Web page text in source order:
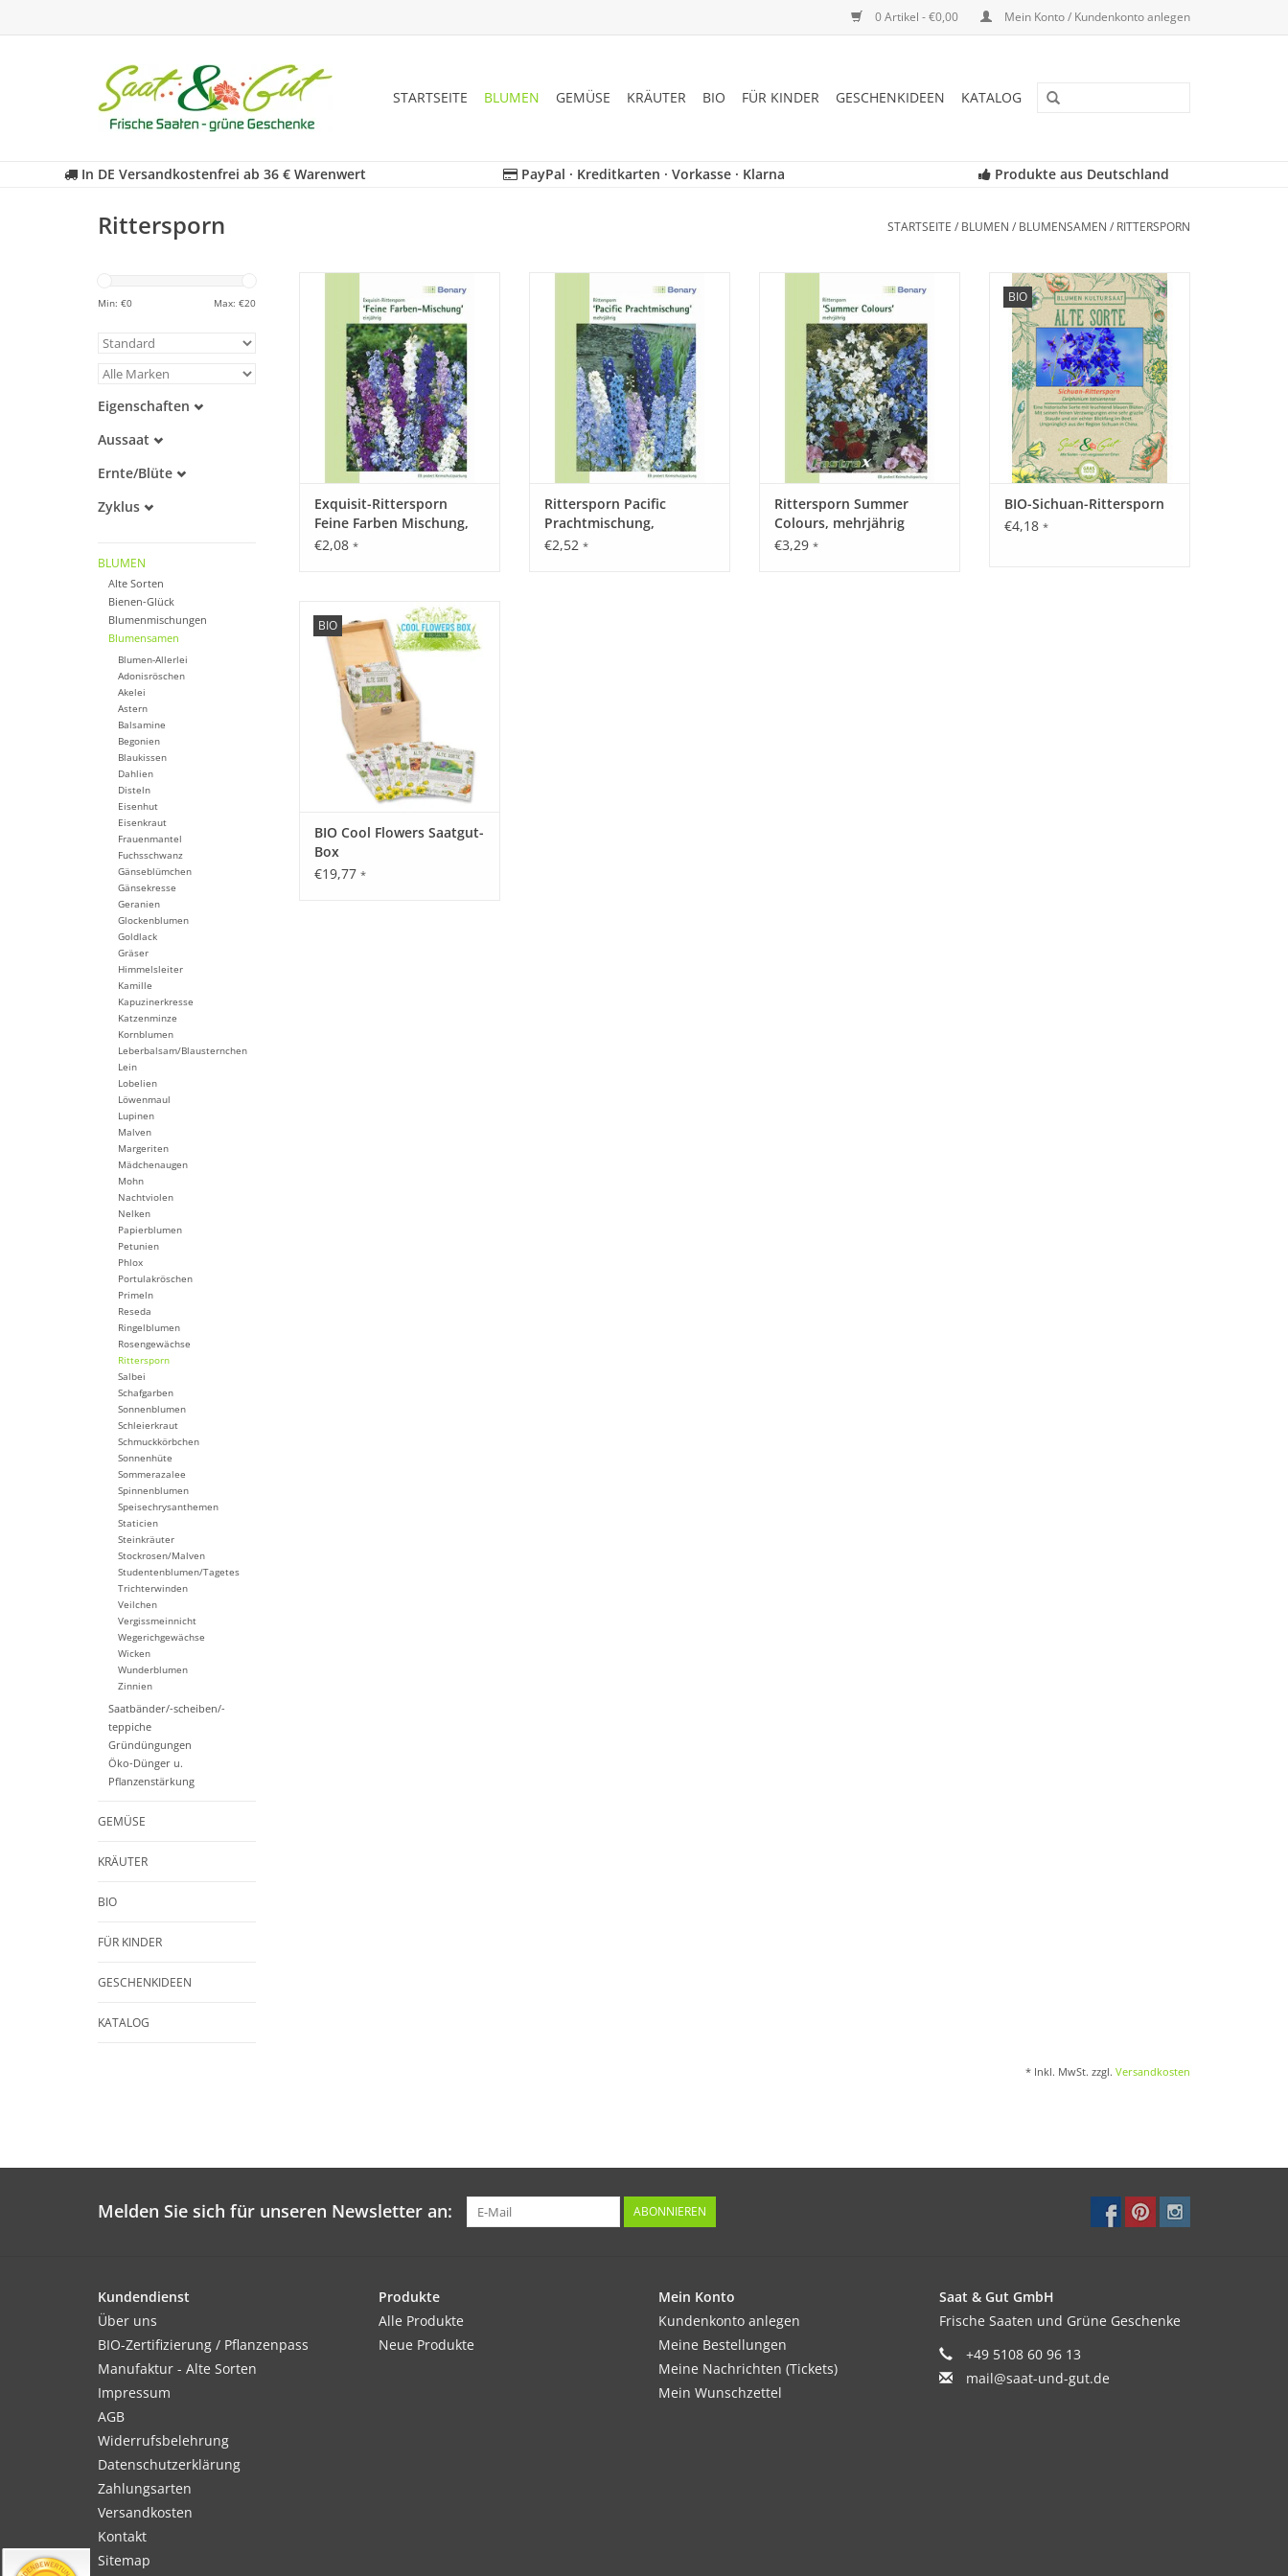
0 Artikel - €0,00 Mein Konto / Kundenkonto anlegen
STARTSEITE BLUMEN GEMÜSE KRÄUTER BIO FÜR KINDER GESCHENKIDEEN KATALOG
In DE Versandkostenfrei ab 36 € Warenwert PayPal · Kreditkarten · Vorkasse · Klarna Produkte aus Deutschland
Rittersporn STARTSEITE / BLUMEN / BLUMENSAMEN / RITTERSPORN
Min: €0 Max: €20
Eigenschaften
Alte Sorte
Warmkeimer
Lichtkeimer
Aussaat
März
April
August
September
Oktober
November
Dezember
Ernte/Blüte
April
Juni
Juli
August
September
Oktober
Zyklus
BLUMEN
Alte Sorten
Bienen-Glück
Blumenmischungen
Blumensamen
Blumen-Allerlei
Adonisröschen
Akelei
Astern
Balsamine
Begonien
Blaukissen
Dahlien
Disteln
Eisenhut
Eisenkraut
Frauenmantel
Fuchsschwanz
Gänseblümchen
Gänsekresse
Geranien
Glockenblumen
Goldlack
Gräser
Himmelsleiter
Kamille
Kapuzinerkresse
Katzenminze
Kornblumen
Leberbalsam/Blausternchen
Lein
Lobelien
Löwenmaul
Lupinen
Malven
Margeriten
Mädchenaugen
Mohn
Nachtviolen
Nelken
Papierblumen
Petunien
Phlox
Portulakröschen
Primeln
Reseda
Ringelblumen
Rosengewächse
Rittersporn
Salbei
Schafgarben
Sonnenblumen
Schleierkraut
Schmuckkörbchen
Sonnenhüte
Sommerazalee
Spinnenblumen
Speisechrysanthemen
Staticien
Steinkräuter
Stockrosen/Malven
Studentenblumen/Tagetes
Trichterwinden
Veilchen
Vergissmeinnicht
Wegerichgewächse
Wicken
Wunderblumen
Zinnien
Saatbänder/-scheiben/-
teppiche
Gründüngungen
Öko-Dünger u.
Pflanzenstärkung
GEMÜSE
KRÄUTER
BIO
FÜR KINDER
GESCHENKIDEEN
KATALOG
Sommerblumen für Sträuße.
Einjährig. 110 cm.
ZUM WARENKORB HINZUFÜGEN
Exquisit-Rittersporn
Feine Farben Mischung,
einjährig
€2,08 *
farbenreicher Mischung.
Mehrjärhig. 180 cm.
ZUM WARENKORB HINZUFÜGEN
Rittersporn Pacific
Prachtmischung,
einjährig
€2,52 *
kultivierbarem Zwerg-Rittersporn.
Ausdauernder Flor aus 3 - 4 cm
großen Blüten. Mehrjährig. 30 cm.
ZUM WARENKORB HINZUFÜGEN
Rittersporn Summer
Colours, mehrjährig
€3,29 *
BIO
Entdecken Sie unseren seltenen,
historischen Rittersporn wieder,
der fast in Vergessenheit geraten
ist!
ZUM WARENKORB HINZUFÜGEN
BIO-Sichuan-Rittersporn
€4,18 *
BIO
Historisches Saatgut in toller
Geschenk-Box! Lassen Sie sich
von der wunderschönen
Schachtel mit unseren beliebten
ALTEN SORTEN verzaubern!
ZUM WARENKORB HINZUFÜGEN
BIO Cool Flowers Saatgut-
Box
€19,77 *
* Inkl. MwSt. zzgl. Versandkosten
Melden Sie sich für unseren Newsletter an: ABONNIEREN
Kundendienst
Über uns
BIO-Zertifizierung / Pflanzenpass
Manufaktur - Alte Sorten
Impressum
AGB
Widerrufsbelehrung
Datenschutzerklärung
Zahlungsarten
Versandkosten
Kontakt
Sitemap
Produkte
Alle Produkte
Neue Produkte
Mein Konto
Kundenkonto anlegen
Meine Bestellungen
Meine Nachrichten (Tickets)
Mein Wunschzettel
Saat & Gut GmbH
Frische Saaten und Grüne Geschenke
+49 5108 60 96 13
mail@saat-und-gut.de